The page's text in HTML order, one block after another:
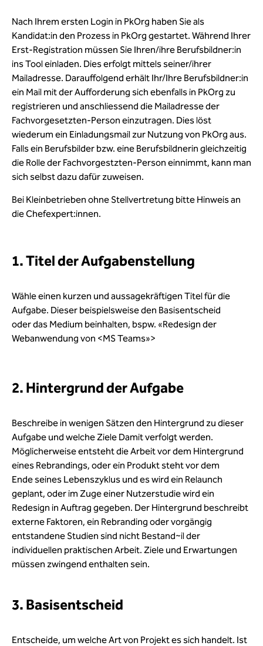
Nach Ihrem ersten Login in PkOrg haben Sie als
Kandidat:in den Prozess in PkOrg gestartet. Während Ihrer
Erst-Registration müssen Sie Ihren/ihre Berufsbildner:in
ins Tool einladen. Dies erfolgt mittels seiner/ihrer
Mailadresse. Darauffolgend erhält Ihr/Ihre Berufsbildner:in
ein Mail mit der Aufforderung sich ebenfalls in PkOrg zu
registrieren und anschliessend die Mailadresse der
Fachvorgesetzten-Person einzutragen. Dies löst
wiederum ein Einladungsmail zur Nutzung von PkOrg aus.
Fallsein Berufsbilder bzw. eine Berufsbildnerin gleichzeitig
die Rolle der Fachvorgestzten-Person einnimmt, kann man
sich selbst dazu dafür zuweisen.
Bei Kleinbetrieben ohne Stellvertretung bitte Hinweis an
die Chefexpert:innen.
1. Titel der Aufgabenstellung
Wähle einen kurzen und aussagekräftigen Titel für die
Aufgabe. Dieser beispielsweise den Basisentscheid
oder das Medium beinhalten, bspw. «Redesign der
Webanwendung von <MS Teams»>
2. Hintergrund der Aufgabe
Beschreibe in wenigen Sätzen den Hintergrund zu dieser
Aufgabe und welche Ziele Damit verfolgt werden.
Möglicherweise entsteht die Arbeit vor dem Hintergrund
eines Rebrandings, oder ein Produkt steht vor dem
Ende seines Lebenszyklus und es wird ein Relaunch
geplant, oder im Zuge einer Nutzerstudie wird ein
Redesign in Auftrag gegeben. Der Hintergrund beschreibt
externe Faktoren, ein Rebranding oder vorgängig
entstandene Studien sind nicht Bestand~il der
individuellen praktischen Arbeit. Ziele und Erwartungen
müssen zwingend enthalten sein.
3. Basisentscheid
Entscheide, um welche Art von Projekt es sich handelt. Ist